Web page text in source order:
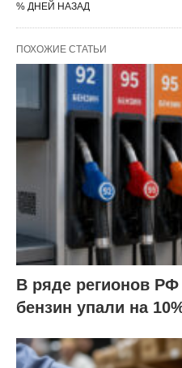
% ДНЕЙ НАЗАД
ПОХОЖИЕ СТАТЬИ
В ряде регионов
бензин упали на